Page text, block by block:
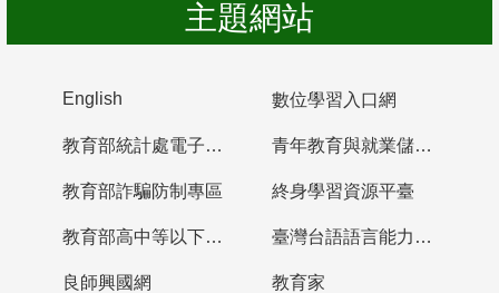
主題網站
English 數位學習入口網
教育部統計處電子書櫃 青年教育與就業儲蓄帳戶
教育部詐騙防制專區 終身學習資源平臺
教育部高中等以下學校及幼兒園教師資格檢定考試 臺灣台語語言能力認證網站
良師興國網
教育家